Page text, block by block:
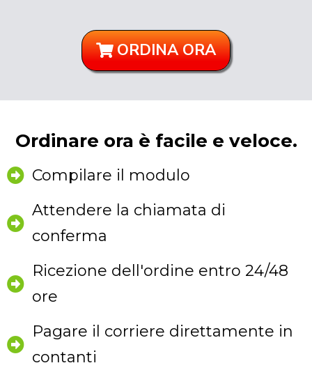
ORDINA ORA
Ordinare ora è facile e veloce.
Compilare il modulo
Attendere la chiamata di
conferma
Ricezione dell'ordine entro 24/48
ore
Pagare il corriere direttamente in
contanti